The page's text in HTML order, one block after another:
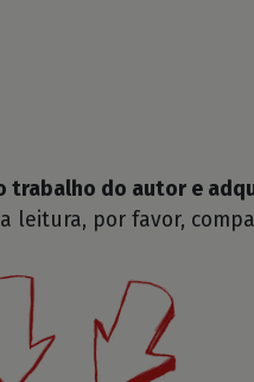
trabalho do autor e
leitura, por favor,